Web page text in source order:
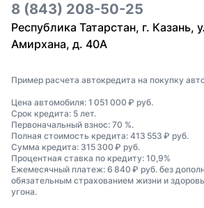
8 (843) 208-50-25
Республика Татарстан, г. Казань,
Амирхана, д. 40А
Пример расчета автокредита на покупку
Цена автомобиля: 1 051 000 ₽ руб.
Срок кредита: 5 лет.
Первоначальный взнос: 70 %.
Полная стоимость кредита: 413 553 ₽ руб.
Сумма кредита: 315 300 ₽ руб.
Процентная ставка по кредиту: 10,9%
Ежемесячный платеж: 6 840 ₽ руб. без
обязательным страхованием жизни и
угона.